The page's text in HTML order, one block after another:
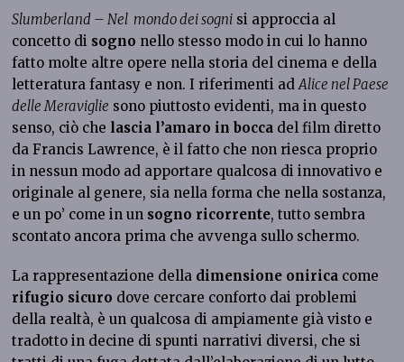
Slumberland – Nel mondo dei sogni si approccia al
concetto di sogno nello stesso modo in cui lo hanno
fatto molte altre opere nella storia del cinema e della
letteratura fantasy e non. I riferimenti adAlice nel Paese
delle Meraviglie sono piuttosto evidenti, ma in questo
senso, ciò che lascia l’amaro in bocca del film diretto
da Francis Lawrence, è il fatto che non riesca proprio
in nessun modo ad apportare qualcosa di innovativo e
originale al genere, sia nella forma che nella sostanza,
e un po’ come in un sogno ricorrente, tutto sembra
scontato ancora prima che avvenga sullo schermo.
La rappresentazione della dimensione onirica come
rifugio sicuro dove cercare conforto dai problemi
della realtà, è un qualcosa di ampiamente già visto e
tradotto in decine di spunti narrativi diversi, che si